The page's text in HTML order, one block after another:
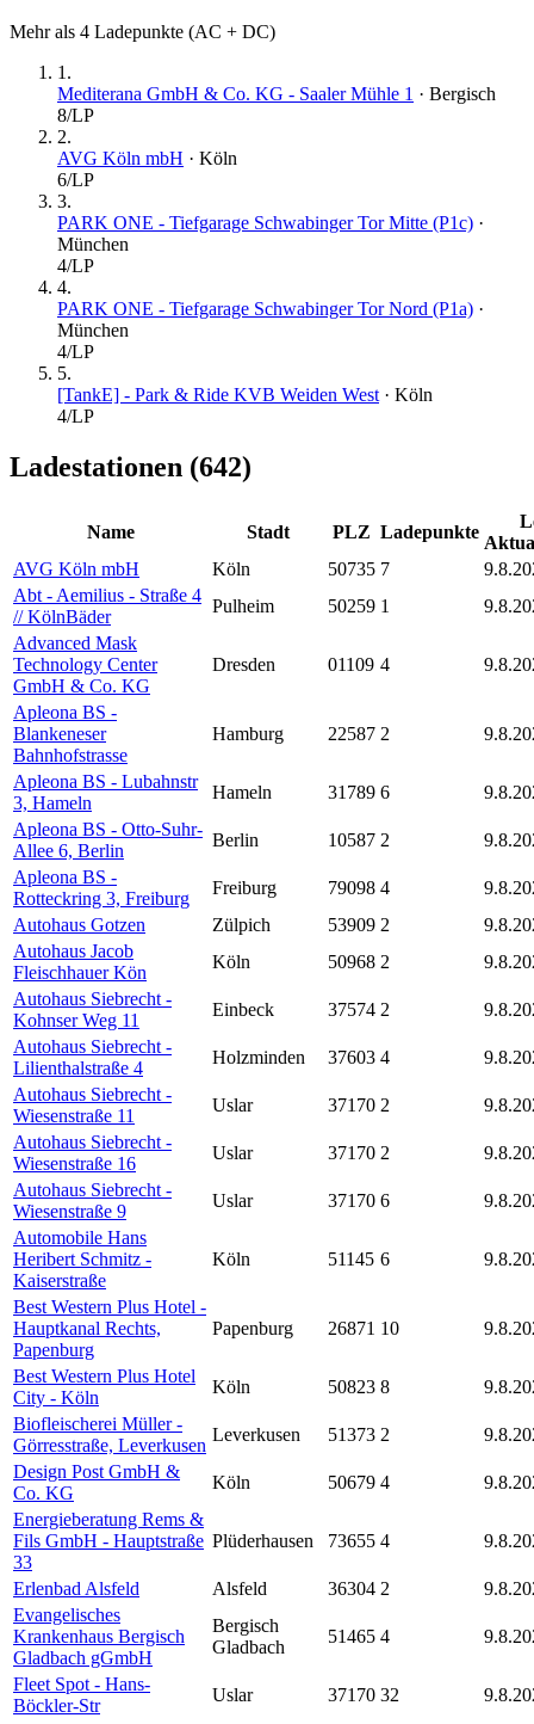
Mehr als 4 Ladepunkte (AC + DC)
1 .
Mediterana GmbH & Co. KG - Saaler Mühle 1 · Bergisch
8/LP
2.
AVG Köln mbH · Köln
6/LP
3.
PARK ONE - Tiefgarage Schwabinger Tor Mitte (P1c) ·
München
4/LP
4.
PARK ONE - Tiefgarage Schwabinger Tor Nord (P1a) ·
München
4/LP
5.
[TankE] - Park & Ride KVB Weiden West · Köln
4/LP
Ladestationen (642)
Name Stadt PLZ Ladepunkte
AVG Köln mbH
Köln 50735 7
Abt - Aemilius - Straße 4
// KölnBäder
Pulheim 50259 1
Advanced Mask
Technology Center
GmbH & Co. KG
Dresden 01109 4
Apleona BS -
Blankeneser
Bahnhofstrasse
Hamburg 22587 2
Apleona BS - Lubahnstr
3, Hameln
Hameln 31789 6
Apleona BS - Otto-Suhr-
Allee 6, Berlin
Berlin 10587 2
Apleona BS -
Rotteckring 3, Freiburg
Freiburg 79098 4
Autohaus Gotzen
Zülpich 53909 2
Autohaus Jacob
Fleischhauer Kön
Köln 50968 2
Autohaus Siebrecht -
Kohnser Weg 11
Einbeck 37574 2
Autohaus Siebrecht -
Lilienthalstraße 4
Holzminden 37603 4
Autohaus Siebrecht -
Wiesenstraße 11
Uslar 37170 2
Autohaus Siebrecht -
Wiesenstraße 16
Uslar 37170 2
Autohaus Siebrecht -
Wiesenstraße 9
Uslar 37170 6
Automobile Hans
Heribert Schmitz -
Kaiserstraße
Köln 51145 6
Best Western Plus Hotel -
Hauptkanal Rechts,
Papenburg
Papenburg 26871 10
Best Western Plus Hotel
City - Köln
Köln 50823 8
Biofleischerei Müller -
Görresstraße, Leverkusen
Leverkusen 51373 2
Design Post GmbH &
Co. KG
Köln 50679 4
Energieberatung Rems &
Fils GmbH - Hauptstraße
33
Plüderhausen 73655 4
Erlenbad Alsfeld Alsfeld 36304 2
Evangelisches
Krankenhaus Bergisch
Gladbach gGmbH
Bergisch
Gladbach
51465 4
Fleet Spot - Hans-
Böckler-Str
Uslar 37170 32